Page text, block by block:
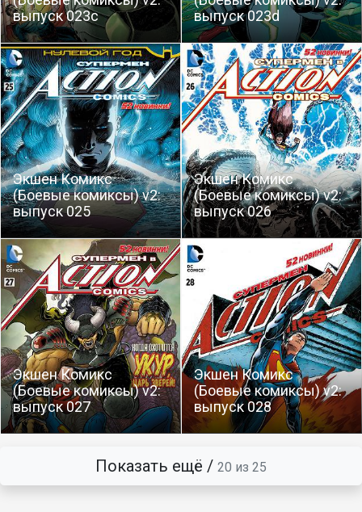
выпуск 023c
выпуск 023d
Экшен Комикс
(Боевые комиксы) v2:
выпуск 025
Экшен Комикс
(Боевые комиксы) v2:
выпуск 026
Экшен Комикс
(Боевые комиксы) v2:
выпуск 027
Экшен Комикс
(Боевые комиксы) v2:
выпуск 028
Показать ещё / 20 из 25